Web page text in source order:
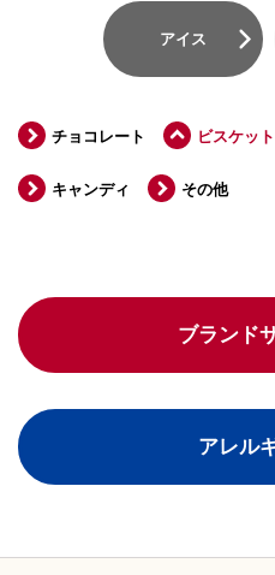
アイス
チョコレート ビスケット
キャンディ その他
ブランド
アレル